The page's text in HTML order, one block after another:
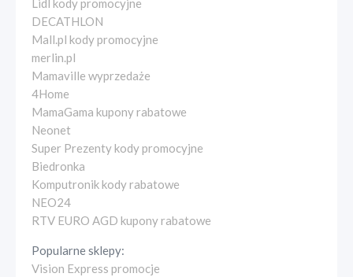
Lidl kody promocyjne
DECATHLON
Mall.pl kody promocyjne
merlin.pl
Mamaville wyprzedaże
4Home
MamaGama kupony rabatowe
Neonet
Super Prezenty kody promocyjne
Biedronka
Komputronik kody rabatowe
NEO24
RTV EURO AGD kupony rabatowe
Popularne sklepy:
Vision Express promocje